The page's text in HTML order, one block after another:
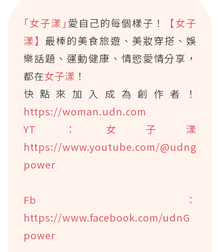
｢女子漾｣ 愛自己的每個樣子！
【女子
漾】最棒的美食旅遊、美妝穿搭、娛
樂話題、運動健康、情慾愛情分享，
都在女子漾 ！
快點來加入成為創作者！
https://woman.udn.com
YT：女子漾
https://www.youtube.com/@udng
power
Fb：
https://www.facebook.com/udnG
power